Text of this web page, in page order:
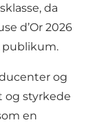
da
d’Or 2026
publikum.
og
og styrkede
en